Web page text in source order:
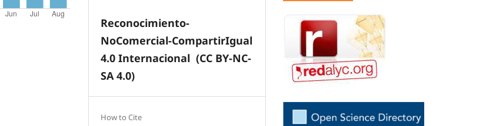
Reconocimiento-
NoComercial-CompartirIgual
4.0 Internacional (CC BY-NC-
SA 4.0)
How to Cite